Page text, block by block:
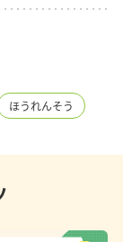
ほうれんそう